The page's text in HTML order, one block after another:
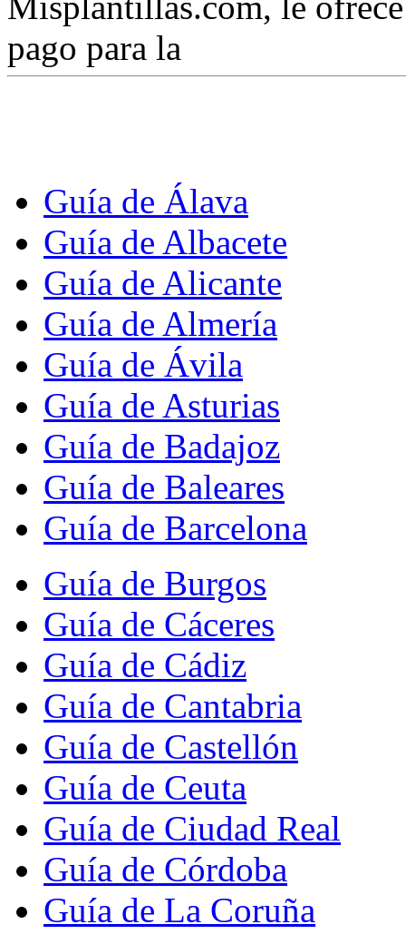
pago para la
Guía de Álava
Guía de Albacete
Guía de Alicante
Guía de Almería
Guía de Ávila
Guía de Asturias
Guía de Badajoz
Guía de Baleares
Guía de Barcelona
Guía de Burgos
Guía de Cáceres
Guía de Cádiz
Guía de Cantabria
Guía de Castellón
Guía de Ceuta
Guía de Ciudad Real
Guía de Córdoba
Guía de La Coruña